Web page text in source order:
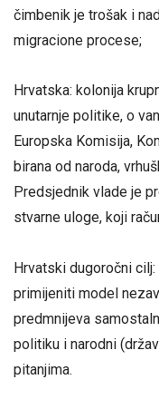
čimbenik je trošak i
migracione procese;
Hrvatska: kolonija
unutarnje politike, o
Europska Komisija,
birana od naroda,
Predsjednik vlade je
stvarne uloge, koji
Hrvatski dugoročni
primijeniti model
predmnijeva
politiku i narodni
pitanjima.